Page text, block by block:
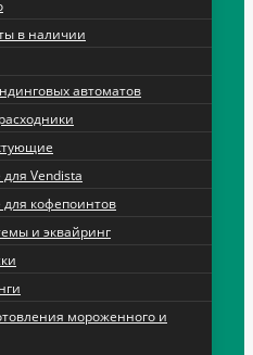
в наличии
автоматов
Vendista
кофепоинтов
и эквайринг
мороженного и